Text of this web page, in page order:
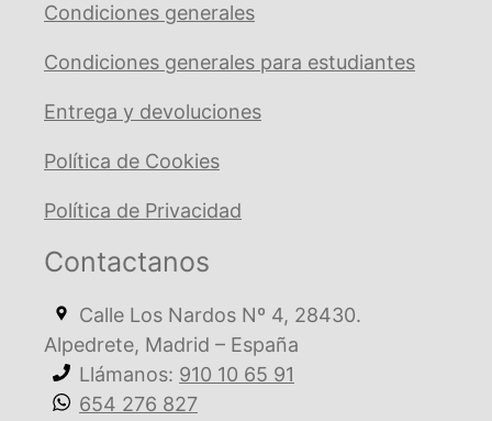
Condiciones generales
Condiciones generales para estudiantes
Entrega y devoluciones
Política de Cookies
Política de Privacidad
Contactanos
Calle Los Nardos Nº 4, 28430.
Alpedrete, Madrid – España
Llámanos: 910 10 65 91
654 276 827